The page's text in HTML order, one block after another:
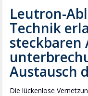
Leutron-
Technik
steckbaren
Austausch
Die lückenlose